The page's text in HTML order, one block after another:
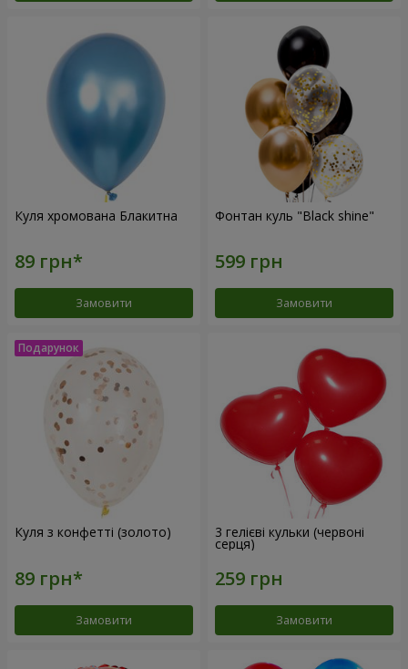
Куля хромована Блакитна
Замовити
Фонтан куль "Black shine"
Замовити
Куля з конфетті (золото)
Замовити
3 гелієві кульки (червоні
серця)
Замовити